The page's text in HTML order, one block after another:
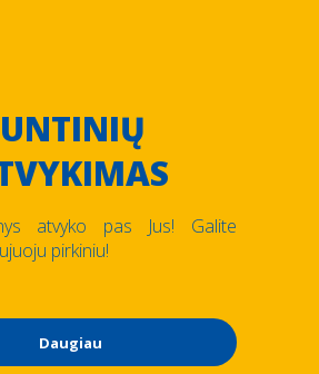
atvyko pas Jus! Galite
pirkiniu!
Daugiau